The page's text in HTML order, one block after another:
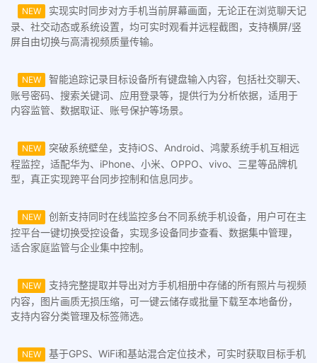
NEW
实现实时同步对方手机当前屏幕画面，无论正在浏览聊天记
录、社交动态或系统设置，均可实时观看并远程截图，支持横屏/竖
屏自由切换与高清视频质量传输。
NEW
智能追踪记录目标设备所有键盘输入内容，包括社交聊天、
账号密码、搜索关键词、应用登录等，提供行为分析依据，适用于
内容监管、数据取证、账号保护等场景。
NEW
突破系统壁垒，支持iOS、Android、鸿蒙系统手机互相远
程监控，适配华为、iPhone、小米、OPPO、vivo、三星等品牌机
型，真正实现跨平台同步控制和信息同步。
NEW
创新支持同时在线监控多台不同系统手机设备，用户可在主
控平台一键切换受控设备，实现多设备同步查看、数据集中管理，
适合家庭监管与企业集中控制。
NEW
支持完整提取并导出对方手机相册中存储的所有照片与视频
内容，图片画质无损压缩，可一键云储存或批量下载至本地备份，
支持内容分类管理及标签筛选。
NEW
基于GPS、WiFi和基站混合定位技术，可实时获取目标手机